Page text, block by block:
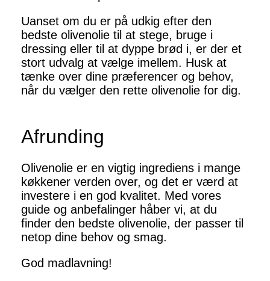
Uanset om du er på udkig efter den
bedste olivenolie til at stege, bruge i
dressing eller til at dyppe brød i, er der et
stort udvalg at vælge imellem. Husk at
tænke over dine præferencer og behov,
når du vælger den rette olivenolie for dig.
Afrunding
Olivenolie er en vigtig ingrediens i mange
køkkener verden over, og det er værd at
investere i en god kvalitet. Med vores
guide og anbefalinger håber vi, at du
finder den bedste olivenolie, der passer til
netop dine behov og smag.
God madlavning!